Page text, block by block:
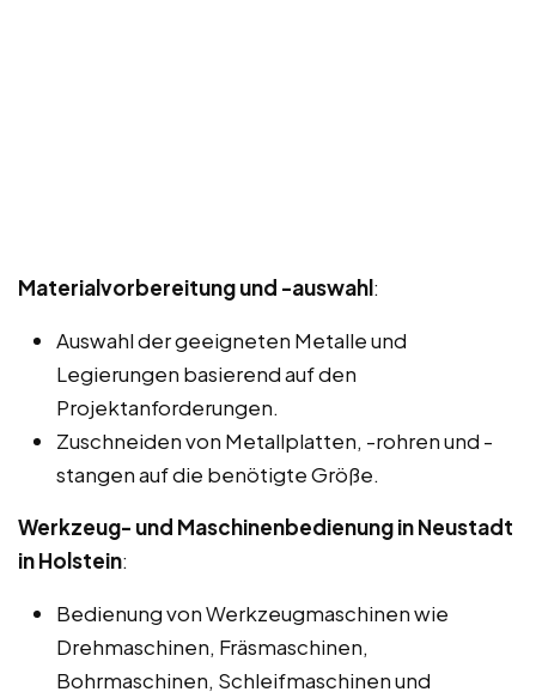
Materialvorbereitung und -auswahl:
Auswahl der geeigneten Metalle und
Legierungen basierend auf den
Projektanforderungen.
Zuschneiden von Metallplatten, -rohren und -
stangen auf die benötigte Größe.
Werkzeug- und Maschinenbedienung in Neustadt
in Holstein:
Bedienung von Werkzeugmaschinen wie
Drehmaschinen, Fräsmaschinen,
Bohrmaschinen, Schleifmaschinen und